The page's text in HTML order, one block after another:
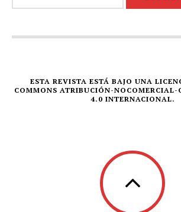
ESTA REVISTA ESTÁ BAJO UNA
COMMONS ATRIBUCIÓN-NOCOMERCIAL-
4.0 INTERNACIONAL.